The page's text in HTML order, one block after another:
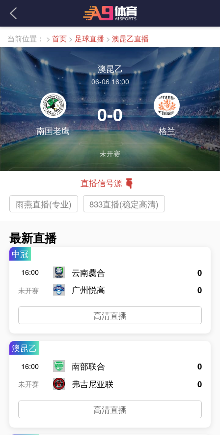
当前位置： > 首页 > 足球直播 > 澳昆乙直播
澳昆乙
06-06 16:00
南国老鹰
0-0
格兰
未开赛
直播信号源
雨燕直播(专业)
833直播(稳定高清)
最新直播
中冠
16:00
未开赛
云南爨合
广州悦高
0
0
高清直播
澳昆乙
16:00
未开赛
南部联合
弗吉尼亚联
0
0
高清直播